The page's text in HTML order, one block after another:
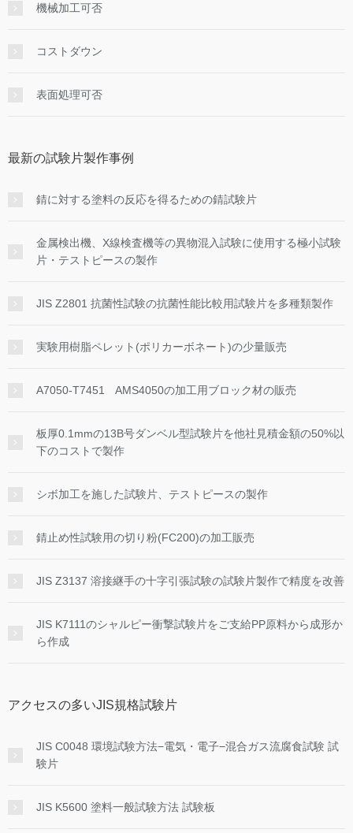
機械加工可否
コストダウン
表面処理可否
最新の試験片製作事例
錆に対する塗料の反応を得るための錆試験片
金属検出機、X線検査機等の異物混入試験に使用する極小試験
片・テストピースの製作
JIS Z2801 抗菌性試験の抗菌性能比較用試験片を多種類製作
実験用樹脂ペレット(ポリカーボネート)の少量販売
A7050-T7451 AMS4050の加工用ブロック材の販売
板厚0.1mmの13B号ダンベル型試験片を他社見積金額の50%以
下のコストで製作
シボ加工を施した試験片、テストピースの製作
錆止め性試験用の切り粉(FC200)の加工販売
JIS Z3137 溶接継手の十字引張試験の試験片製作で精度を改善
JIS K7111のシャルピー衝撃試験片をご支給PP原料から成形か
ら作成
アクセスの多いJIS規格試験片
JIS C0048 環境試験方法−電気・電子−混合ガス流腐食試験 試
験片
JIS K5600 塗料一般試験方法 試験板